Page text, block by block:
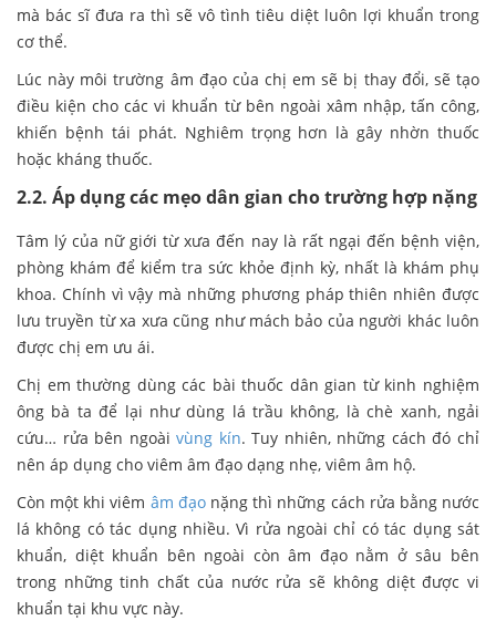
mà bác sĩ đưa ra thì sẽ vô tình tiêu diệt luôn lợi khuẩn trong
cơ thể.
Lúc này môi trường âm đạo của chị em sẽ bị thay đổi, sẽ tạo
điều kiện cho các vi khuẩn từ bên ngoài xâm nhập, tấn công,
khiến bệnh tái phát. Nghiêm trọng hơn là gây nhờn thuốc
hoặc kháng thuốc.
2.2. Áp dụng các mẹo dân gian cho trường hợp nặng
Tâm lý của nữ giới từ xưa đến nay là rất ngại đến bệnh viện,
phòng khám để kiểm tra sức khỏe định kỳ, nhất là khám phụ
khoa. Chính vì vậy mà những phương pháp thiên nhiên được
lưu truyền từ xa xưa cũng như mách bảo của người khác luôn
được chị em ưu ái.
Chị em thường dùng các bài thuốc dân gian từ kinh nghiệm
ông bà ta để lại như dùng lá trầu không, là chè xanh, ngải
cứu… rửa bên ngoàivùng kín. Tuy nhiên, những cách đó chỉ
nên áp dụng cho viêm âm đạo dạng nhẹ, viêm âm hộ.
Còn một khi viêm âm đạonặng thì những cách rửa bằng nước
lá không có tác dụng nhiều. Vì rửa ngoài chỉ có tác dụng sát
khuẩn, diệt khuẩn bên ngoài còn âm đạo nằm ở sâu bên
trong những tinh chất của nước rửa sẽ không diệt được vi
khuẩn tại khu vực này.